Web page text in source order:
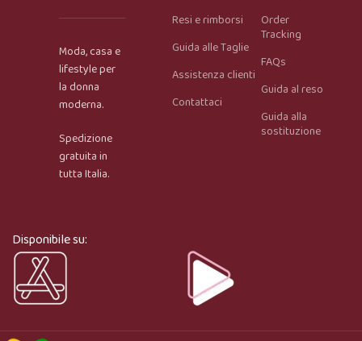
Onar AI Assistant
Moda, casa e
lifestyle per
la donna
moderna.
Spedizione
gratuita in
tutta Italia.
Resi e rimborsi
Guida alle Taglie
Assistenza clienti
Contattaci
Order
Tracking
FAQs
Guida al reso
Guida alla
sostituzione
Disponibile su: